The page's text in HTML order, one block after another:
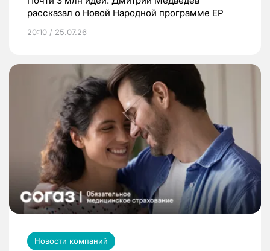
рассказал о Новой Народной программе ЕР
20:10 / 25.07.26
Новости компаний